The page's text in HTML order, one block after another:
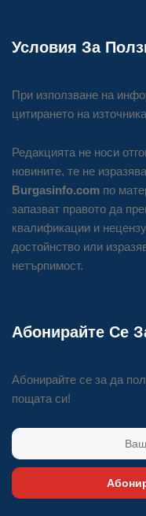
Условия За
При използване на
цитирането на
Редакцията не носи
новините, те не
Burgasinfo.com по
запазват правото да
квалификации и
достойнство или
нетърпимост.
Абонирайте Се
Абонирайте се за да
пощата си!